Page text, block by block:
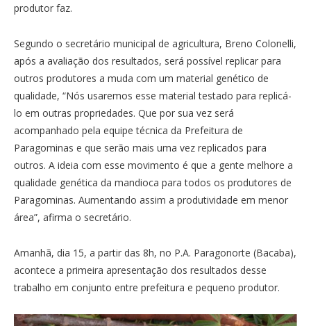
produtor faz.
Segundo o secretário municipal de agricultura, Breno Colonelli,
após a avaliação dos resultados, será possível replicar para
outros produtores a muda com um material genético de
qualidade, “Nós usaremos esse material testado para replicá-
lo em outras propriedades. Que por sua vez será
acompanhado pela equipe técnica da Prefeitura de
Paragominas e que serão mais uma vez replicados para
outros. A ideia com esse movimento é que a gente melhore a
qualidade genética da mandioca para todos os produtores de
Paragominas. Aumentando assim a produtividade em menor
área”, afirma o secretário.
Amanhã, dia 15, a partir das 8h, no P.A. Paragonorte (Bacaba),
acontece a primeira apresentação dos resultados desse
trabalho em conjunto entre prefeitura e pequeno produtor.